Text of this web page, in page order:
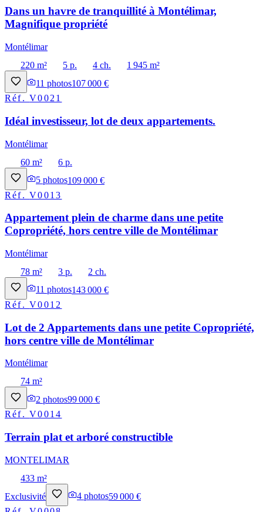
Dans un havre de tranquillité à Montélimar,
Magnifique propriété
Montélimar
220 m²
5 p. 4 ch.
1 945 m²
11 photos107 000 €
Réf.V0021
Idéal investisseur, lot de deux appartements.
Montélimar
60 m²
6 p.
5 photos109 000 €
Réf.V0013
Appartement plein de charme dans une petite
Copropriété, hors centre ville de Montélimar
Montélimar
78 m²
3 p.
2 ch.
11 photos143 000 €
Réf.V0012
Lot de 2 Appartements dans une petite Copropriété,
hors centre ville de Montélimar
Montélimar
74 m²
2 photos99 000 €
Réf.V0014
Terrain plat et arboré constructible
MONTELIMAR
433 m²
Exclusivité
4 photos59 000 €